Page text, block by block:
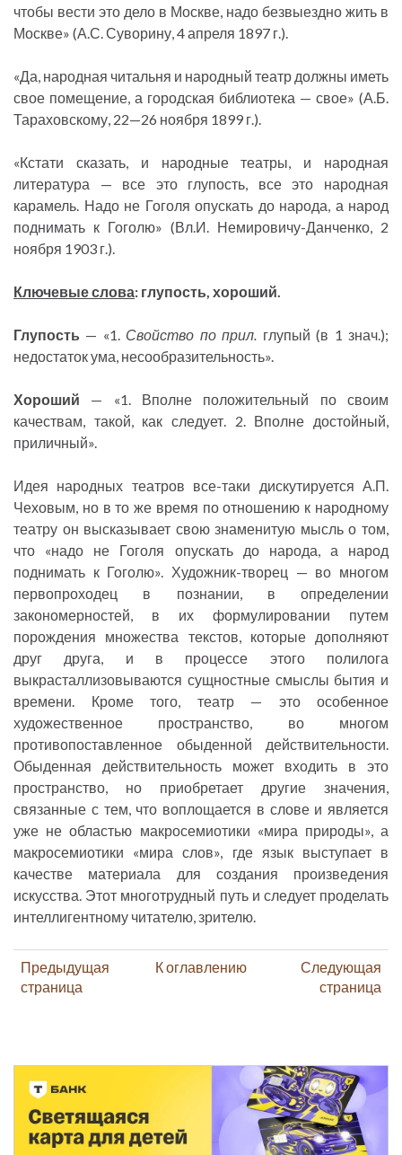
чтобы вести это дело в Москве, надо безвыездно жить в
Москве» (А.С. Суворину, 4 апреля 1897 г.).
«Да, народная читальня и народный театр должны иметь
свое помещение, а городская библиотека — свое» (А.Б.
Тараховскому, 22—26 ноября 1899 г.).
«Кстати сказать, и народные театры, и народная
литература — все это глупость, все это народная
карамель. Надо не Гоголя опускать до народа, а народ
поднимать к Гоголю» (Вл.И. Немировичу-Данченко, 2
ноября 1903 г.).
Ключевые слова: глупость, хороший.
Глупость — «1. Свойство по прил. глупый (в 1 знач.);
недостаток ума, несообразительность».
Хороший — «1. Вполне положительный по своим
качествам, такой, как следует. 2. Вполне достойный,
приличный».
Идея народных театров все-таки дискутируется А.П.
Чеховым, но в то же время по отношению к народному
театру он высказывает свою знаменитую мысль о том,
что «надо не Гоголя опускать до народа, а народ
поднимать к Гоголю». Художник-творец — во многом
первопроходец в познании, в определении
закономерностей, в их формулировании путем
порождения множества текстов, которые дополняют
друг друга, и в процессе этого полилога
выкрасталлизовываются сущностные смыслы бытия и
времени. Кроме того, театр — это особенное
художественное пространство, во многом
противопоставленное обыденной действительности.
Обыденная действительность может входить в это
пространство, но приобретает другие значения,
связанные с тем, что воплощается в слове и является
уже не областью макросемиотики «мира природы», а
макросемиотики «мира слов», где язык выступает в
качестве материала для создания произведения
искусства. Этот многотрудный путь и следует проделать
интеллигентному читателю, зрителю.
Предыдущая
страница
К оглавлению
Следующая
страница